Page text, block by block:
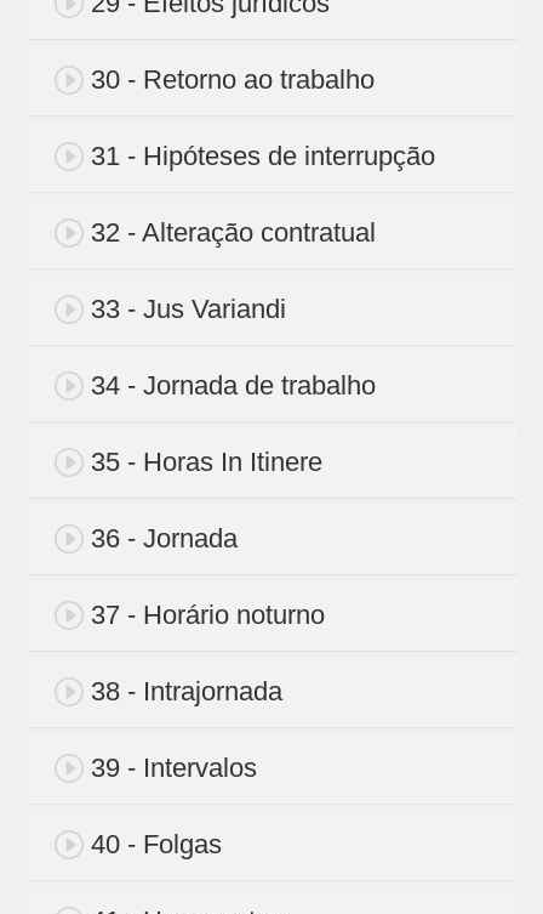
30 - Retorno ao trabalho
31 - Hipóteses de interrupção
32 - Alteração contratual
33 - Jus Variandi
34 - Jornada de trabalho
35 - Horas In Itinere
36 - Jornada
37 - Horário noturno
38 - Intrajornada
39 - Intervalos
40 - Folgas